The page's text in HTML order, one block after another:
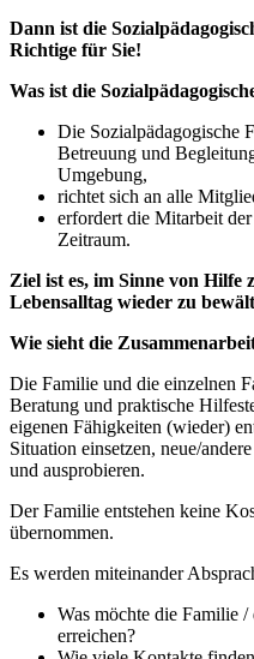
Dann ist die
Richtige für Sie!
Was ist die
Die Sozialpädagogische
Betreuung und
Umgebung,
richtet sich an alle
erfordert die Mitarbeit
Zeitraum.
Ziel ist es, im Sinne von Hilfe
Lebensalltag wieder zu
Wie sieht die
Die Familie und die einzelnen
Beratung und praktische
eigenen Fähigkeiten (wieder)
Situation einsetzen, neue/
und ausprobieren.
Der Familie entstehen keine
übernommen.
Es werden miteinander
Was möchte die Familie
erreichen?